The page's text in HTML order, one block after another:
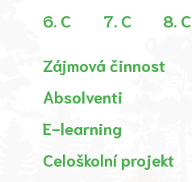
6. C
7. C
8. C
Zájmová činnost
Absolventi
E-learning
Celoškolní projekt